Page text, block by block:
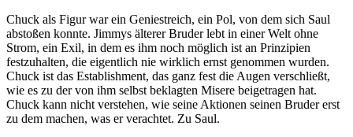
Chuck als Figur war ein Geniestreich, ein Pol, von dem sich Saul
abstoßen konnte. Jimmys älterer Bruder lebt in einer Welt ohne
Strom, ein Exil, in dem es ihm noch möglich ist an Prinzipien
festzuhalten, die eigentlich nie wirklich ernst genommen wurden.
Chuck ist das Establishment, das ganz fest die Augen verschließt,
wie es zu der von ihm selbst beklagten Misere beigetragen hat.
Chuck kann nicht verstehen, wie seine Aktionen seinen Bruder erst
zu dem machen, was er verachtet. Zu Saul.